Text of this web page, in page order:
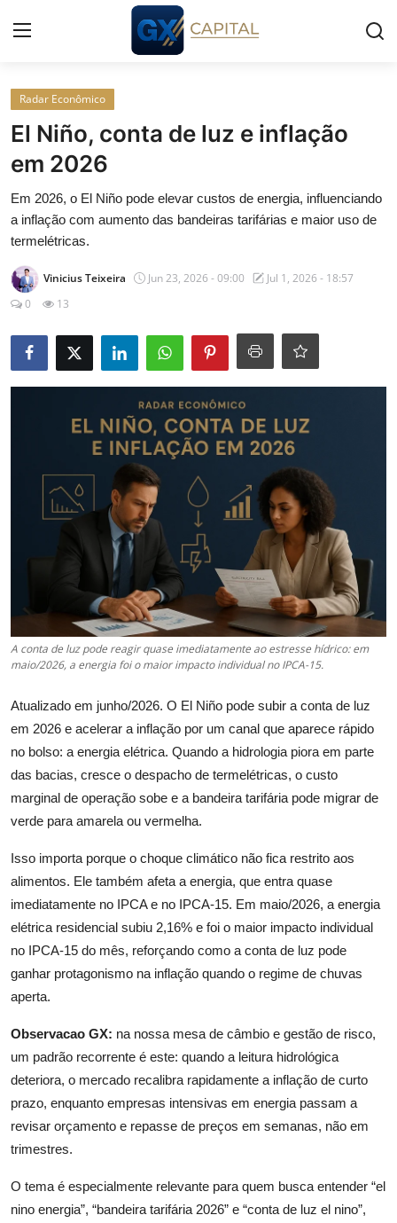
Entrar
Cursos
Simuladores
Wealth
Contato
Crédito Empresarial
Newsletter
Radar Econômico
GX explica
Investimentos
Seguro de Vida
Motores do Brasil
Radar Econômico
El Niño, conta de luz e inflação
em 2026
Em 2026, o El Niño pode elevar custos de energia, influenciando
a inflação com aumento das bandeiras tarifárias e maior uso de
termelétricas.
Vinicius Teixeira Jun 23, 2026 - 09:00
Jul 1, 2026 - 18:57
0
13
A conta de luz pode reagir quase imediatamente ao estresse hídrico: em
maio/2026, a energia foi o maior impacto individual no IPCA-15.
Atualizado em junho/2026. O El Niño pode subir a conta de luz
em 2026 e acelerar a inflação por um canal que aparece rápido
no bolso: a energia elétrica. Quando a hidrologia piora em parte
das bacias, cresce o despacho de termelétricas, o custo
marginal de operação sobe e a bandeira tarifária pode migrar de
verde para amarela ou vermelha.
Isso importa porque o choque climático não fica restrito aos
alimentos. Ele também afeta a energia, que entra quase
imediatamente no IPCA e no IPCA-15. Em maio/2026, a energia
elétrica residencial subiu 2,16% e foi o maior impacto individual
no IPCA-15 do mês, reforçando como a conta de luz pode
ganhar protagonismo na inflação quando o regime de chuvas
aperta.
Observacao GX: na nossa mesa de câmbio e gestão de risco,
um padrão recorrente é este: quando a leitura hidrológica
deteriora, o mercado recalibra rapidamente a inflação de curto
prazo, enquanto empresas intensivas em energia passam a
revisar orçamento e repasse de preços em semanas, não em
trimestres.
O tema é especialmente relevante para quem busca entender “el
nino energia”, “bandeira tarifária 2026” e “conta de luz el nino”,